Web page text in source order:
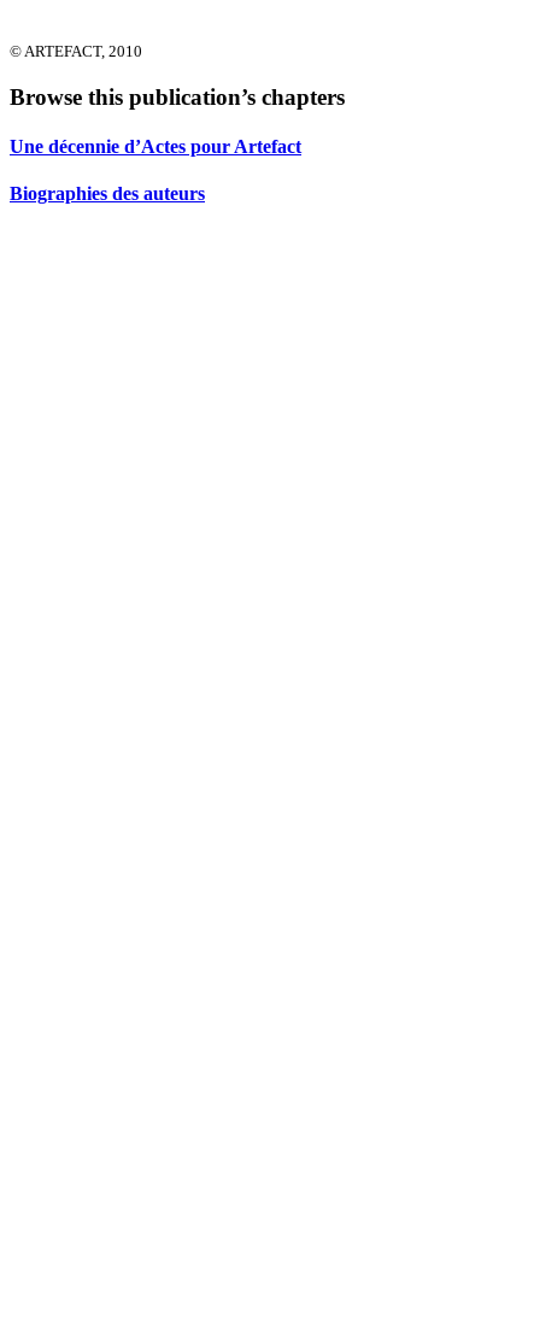
© ARTEFACT, 2010
Browse this publication’s chapters
Une décennie d’Actes pour Artefact
Biographies des auteurs